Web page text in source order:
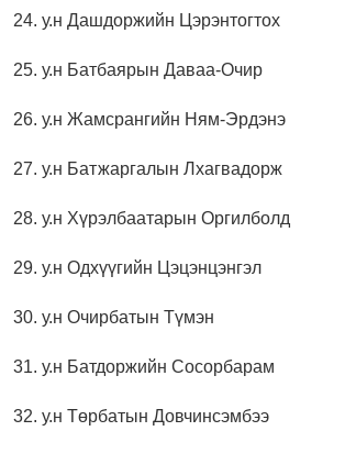
24. у.н Дашдоржийн Цэрэнтогтох
25. у.н Батбаярын Даваа-Очир
26. у.н Жамсрангийн Ням-Эрдэнэ
27. у.н Батжаргалын Лхагвадорж
28. у.н Хүрэлбаатарын Оргилболд
29. у.н Одхүүгийн Цэцэнцэнгэл
30. у.н Очирбатын Түмэн
31. у.н Батдоржийн Сосорбарам
32. у.н Төрбатын Довчинсэмбээ